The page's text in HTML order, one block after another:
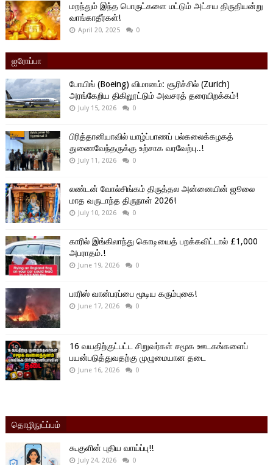
மறந்தும் இந்த பொருட்களை மட்டும் அட்சய திருதியன்று
வாங்காதீர்கள்!
April 20, 2025 0
ஐரோப்பா
போயிங் (Boeing) விமானம்: சூரிச்சில் (Zurich)
அரங்கேறிய திகிலூட்டும் அவசரத் தரையிறக்கம்!
July 15, 2026 0
பிரித்தானியாவில் யாழ்ப்பாணப் பல்கலைக்கழகத்
துணைவேந்தருக்கு உற்சாக வரவேற்பு..!
July 11, 2026 0
லண்டன் வோல்சிங்கம் திருத்தல அன்னையின் ஜூலை
மாத வருடாந்த திருநாள் 2026!
July 10, 2026 0
காரில் இங்கிலாந்து கொடியைத் பறக்கவிட்டால் £1,000
அபராதம்.!
June 19, 2026 0
பாரிஸ் வான்பரப்பை மூடிய கரும்புகை!
June 17, 2026 0
16 வயதிற்குட்பட்ட சிறுவர்கள் சமூக ஊடகங்களைப்
பயன்படுத்துவதற்கு முழுமையான தடை
June 16, 2026 0
தொழிநுட்ப்பம்
கூகுளின் புதிய வாய்ப்பு!!
July 24, 2026 0